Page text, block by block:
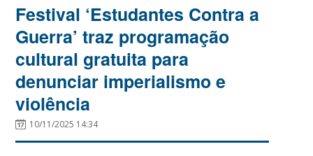
Festival ‘Estudantes Contra a
Guerra’ traz programação
cultural gratuita para
denunciar imperialismo e
violência
10/11/2025 14:34